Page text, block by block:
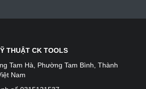
THUẬT CK TOOLS
Tam Hà, Phường Tam Bình, Thành
Nam